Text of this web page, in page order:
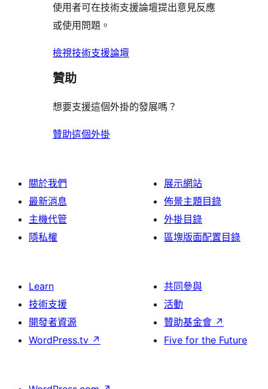
論
評
論
者
評
論
用
者
評
評
使用者可在技術支援論壇提出意見反應
或使用問題。
檢視技術支援論壇
贊助
想要支援這個外掛的發展嗎？
贊助這個外掛
關於我們
最新消息
主機代管
隱私權
展示網站
佈景主題目錄
外掛目錄
區塊版面配置目錄
Learn
技術支援
開發者資源
WordPress.tv ↗
共同參與
活動
贊助基金會 ↗
Five for the Future